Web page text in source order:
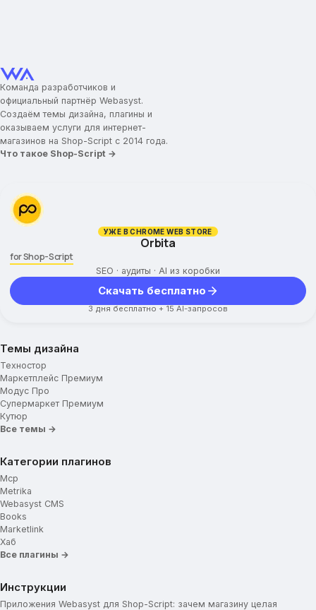
Команда разработчиков и
официальный партнёр Webasyst.
Создаём темы дизайна, плагины и
оказываем услуги для интернет-
магазинов на Shop-Script с 2014 года.
Что такое Shop-Script →
УЖЕ В CHROME WEB STORE
Orbita
for Shop-Script
SEO · аудиты · AI из коробки
Скачать бесплатно
3 дня бесплатно + 15 AI-запросов
Темы дизайна
Техностор
Маркетплейс Премиум
Модус Про
Супермаркет Премиум
Кутюр
Все темы →
Категории плагинов
Mcp
Metrika
Webasyst CMS
Books
Marketlink
Хаб
Все плагины →
Инструкции
Приложения Webasyst для Shop-Script: зачем магазину целая